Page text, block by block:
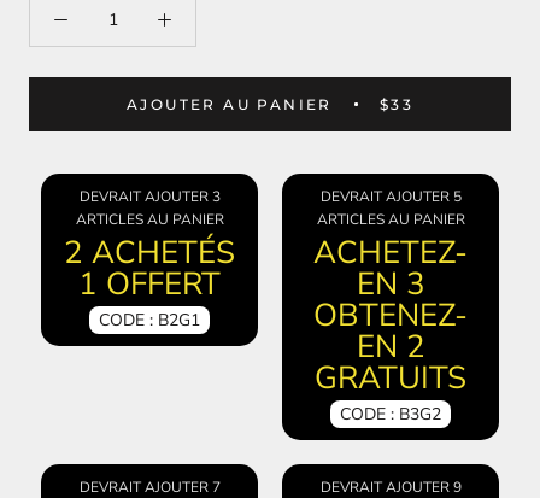
AJOUTER AU PANIER $33
DEVRAIT AJOUTER 3
ARTICLES AU PANIER
2 ACHETÉS
1 OFFERT
CODE : B2G1
DEVRAIT AJOUTER 5
ARTICLES AU PANIER
ACHETEZ-
EN 3
OBTENEZ-
EN 2
GRATUITS
CODE : B3G2
DEVRAIT AJOUTER 7
DEVRAIT AJOUTER 9